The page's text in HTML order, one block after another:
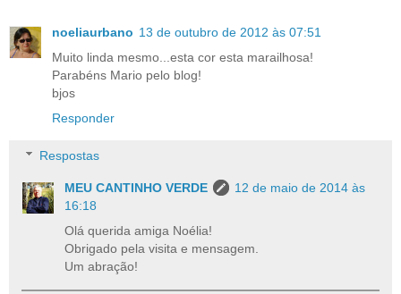
noeliaurbano 13 de outubro de 2012 às 07:51
Muito linda mesmo...esta cor esta marailhosa!
Parabéns Mario pelo blog!
bjos
Responder
Respostas
MEU CANTINHO VERDE
12 de maio de 2014 às
16:18
Olá querida amiga Noélia!
Obrigado pela visita e mensagem.
Um abração!